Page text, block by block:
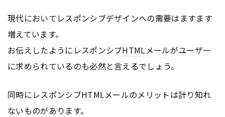
現代においてレスポンシブデザインへの需要はますます
増えています。
お伝えしたようにレスポンシブHTMLメールがユーザー
に求められているのも必然と言えるでしょう。
同時にレスポンシブHTMLメールのメリットは計り知れ
ないものがあります。